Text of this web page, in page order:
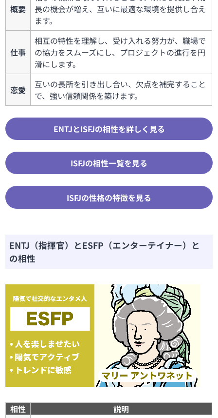
概要
長の機会が増え、互いに最適な環境を提供し合え
ます。
仕事
相互の特性を理解し、受け入れる努力が、職場で
の協力をスムーズにし、プロジェクトの進行を円
滑にします。
恋愛
互いの長所を引き出し合い、欠点を補完すること
で、強い信頼関係を築けます。
ENTJとISFJの相性を詳しく見る
ISFJの相性一覧を見る
ISFJの性格の特徴を見る
ENTJ（指揮官）とESFP（エンターテイナー）と
の相性
相性 説明